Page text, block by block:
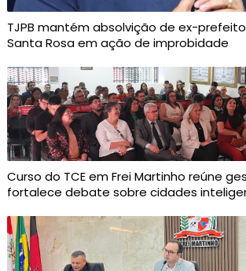
TJPB mantém absolvição de ex-
Santa Rosa em ação de improbidade
Curso do TCE em Frei Martinho reúne
fortalece debate sobre cidades